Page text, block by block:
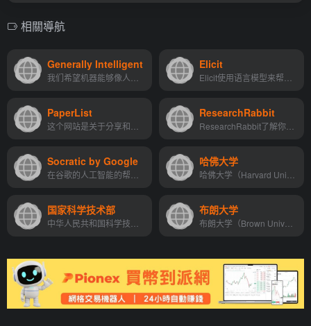
相關導航
Generally Intelligent Elicit
PaperList ResearchRabbit
Socratic by Google 哈佛大学
国家科学技术部 布朗大学